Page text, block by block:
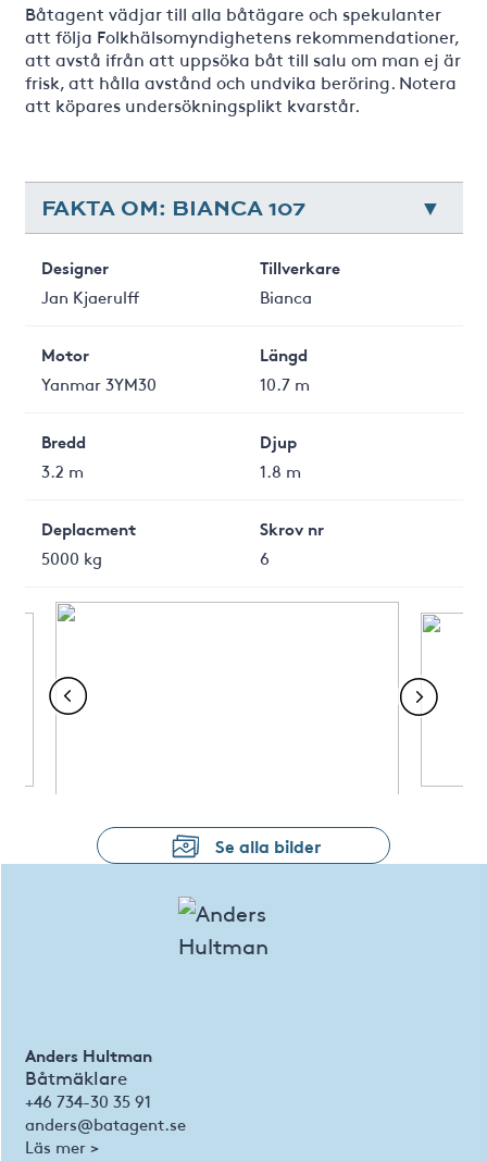
Båtagent vädjar till alla båtägare och spekulanter
att följa Folkhälsomyndighetens rekommendationer,
att avstå ifrån att uppsöka båt till salu om man ej är
frisk, att hålla avstånd och undvika beröring. Notera
att köpares undersökningsplikt kvarstår.
FAKTA OM: BIANCA 107
Designer
Jan Kjaerulff
Tillverkare
Bianca
Motor
Yanmar 3YM30
Längd
10.7 m
Bredd
3.2 m
Djup
1.8 m
Deplacment
5000 kg
Skrov nr
6
Se alla bilder
Anders Hultman
Båtmäklare
+46 734-30 35 91
anders@batagent.se
Läs mer >